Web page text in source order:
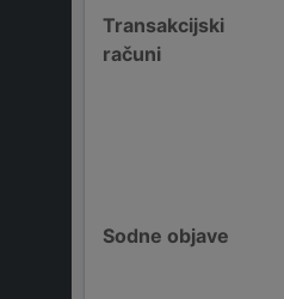
Transakcijski
računi
Sodne objave